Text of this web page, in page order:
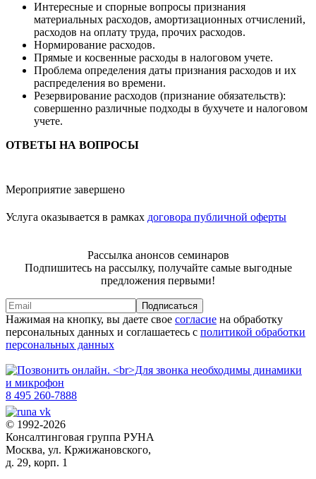
Интересные и спорные вопросы признания
материальных расходов, амортизационных отчислений,
расходов на оплату труда, прочих расходов.
Нормирование расходов.
Прямые и косвенные расходы в налоговом учете.
Проблема определения даты признания расходов и их
распределения во времени.
Резервирование расходов (признание обязательств):
совершенно различные подходы в бухучете и налоговом
учете.
ОТВЕТЫ НА ВОПРОСЫ
Мероприятие завершено
Услуга оказывается в рамках договора публичной оферты
Рассылка анонсов семинаров
Подпишитесь на рассылку, получайте самые выгодные
предложения первыми!
Подписаться
Нажимая на кнопку, вы даете свое согласие на обработку
персональных данных и соглашаетесь с политикой обработки
персональных данных
8 495 260-7888
© 1992-2026
Консалтинговая группа РУНА
Москва, ул. Кржижановского,
д. 29, корп. 1